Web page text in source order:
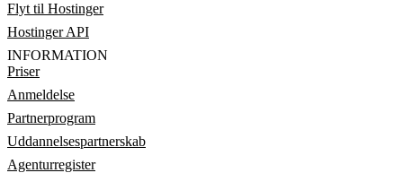
Flyt til Hostinger
Hostinger API
INFORMATION
Priser
Anmeldelse
Partnerprogram
Uddannelsespartnerskab
Agenturregister